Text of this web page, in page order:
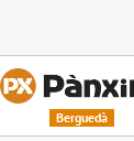
Berguedà